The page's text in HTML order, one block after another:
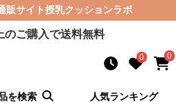
販サイト授乳クッションラボ
のご購入で送料無料
0 0
を検索 人気ランキング